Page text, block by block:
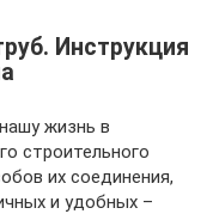
Инструкция
жизнь в
строительного
их соединения,
и удобных –